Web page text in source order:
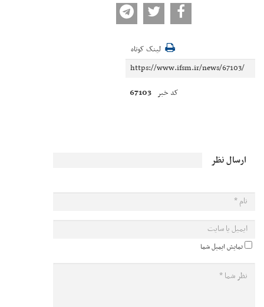
لینک کوتاه
کد خبر 67103
ارسال نظر
نمایش ایمیل شما